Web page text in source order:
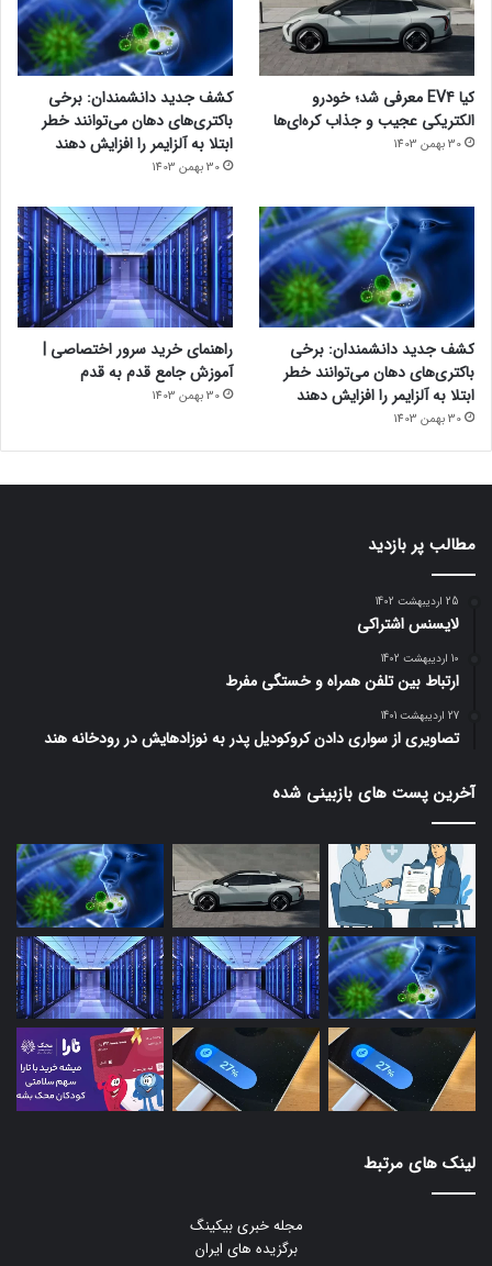
کیا EV4 معرفی شد؛ خودرو
الکتریکی عجیب و جذاب کره‌ای‌ها
30 بهمن 1403
کشف جدید دانشمندان: برخی
باکتری‌های دهان می‌توانند خطر
ابتلا به آلزایمر را افزایش دهند
30 بهمن 1403
کشف جدید دانشمندان: برخی
باکتری‌های دهان می‌توانند خطر
ابتلا به آلزایمر را افزایش دهند
30 بهمن 1403
راهنمای خرید سرور اختصاصی |
آموزش جامع قدم به قدم
30 بهمن 1403
مطالب پر بازدید
25 اردیبهشت 1402
لایسنس اشتراکی
10 اردیبهشت 1402
ارتباط بین تلفن همراه و خستگی مفرط
27 اردیبهشت 1401
تصاویری از سواری دادن کروکودیل پدر به نوزادهایش در رودخانه هند
آخرین پست های بازبینی شده
لینک های مرتبط
مجله خبری بیکینگ
برگزیده های ایران